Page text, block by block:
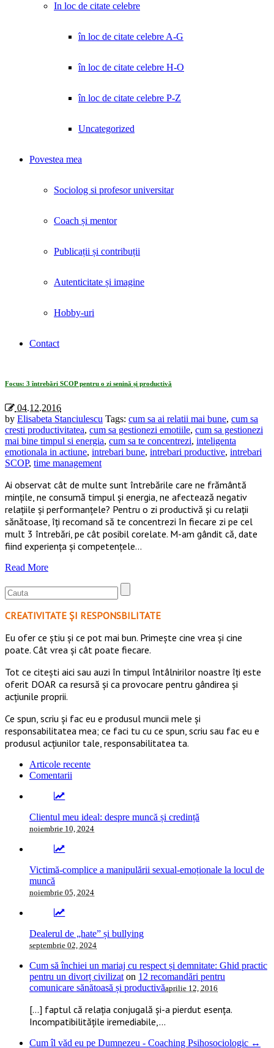
In loc de citate celebre
în loc de citate celebre A-G
în loc de citate celebre H-O
în loc de citate celebre P-Z
Uncategorized
Povestea mea
Sociolog si profesor universitar
Coach și mentor
Publicații și contribuții
Autenticitate și imagine
Hobby-uri
Contact
Focus: 3 întrebări SCOP pentru o zi senină și productivă
04.12.2016
by Elisabeta Stanciulescu Tags: cum sa ai relatii mai bune, cum sa
cresti productivitatea, cum sa gestionezi emotiile, cum sa gestionezi
mai bine timpul si energia, cum sa te concentrezi, inteligenta
emotionala in actiune, intrebari bune, intrebari productive, intrebari
SCOP, time management
Ai observat cât de multe sunt întrebările care ne frământă
mințile, ne consumă timpul și energia, ne afectează negativ
relațiile și performanțele? Pentru o zi productivă și cu relații
sănătoase, îți recomand să te concentrezi în fiecare zi pe cel
mult 3 întrebări, pe cât posibil corelate. M-am gândit că, date
fiind experiența și competențele…
Read More
CREATIVITATE ȘI RESPONSBILITATE
Eu ofer ce ştiu şi ce pot mai bun. Primeşte cine vrea şi cine
poate. Cât vrea şi cât poate fiecare.
Tot ce citești aici sau auzi în timpul întâlnirilor noastre îți este
oferit DOAR ca resursă şi ca provocare pentru gândirea și
acţiunile proprii.
Ce spun, scriu și fac eu e produsul muncii mele și
responsabilitatea mea; ce faci tu cu ce spun, scriu sau fac eu e
produsul acțiunilor tale, responsabilitatea ta.
Articole recente
Comentarii
Clientul meu ideal: despre muncă și credință
noiembrie 10, 2024
Victimă-complice a manipulării sexual-emoționale la locul de
muncă
noiembrie 05, 2024
Dealerul de „hate” și bullying
septembrie 02, 2024
Cum să închiei un mariaj cu respect și demnitate: Ghid practic
pentru un divorț civilizat on 12 recomandări pentru
comunicare sănătoasă și productivăaprilie 12, 2016
[…] faptul că relația conjugală și-a pierdut esența.
Incompatibilitățile iremediabile,...
Cum îl văd eu pe Dumnezeu - Coaching Psihosociologic ↔